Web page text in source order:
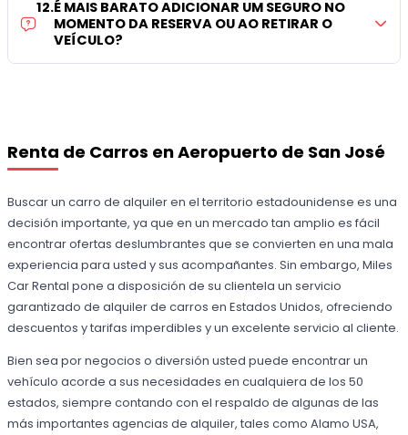
12.É MAIS BARATO ADICIONAR UM SEGURO NO
MOMENTO DA RESERVA OU AO RETIRAR O
VEÍCULO?
Renta de Carros en Aeropuerto de San José
Buscar un carro de alquiler en el territorio estadounidense es una
decisión importante, ya que en un mercado tan amplio es fácil
encontrar ofertas deslumbrantes que se convierten en una mala
experiencia para usted y sus acompañantes. Sin embargo, Miles
Car Rental pone a disposición de su clientela un servicio
garantizado de alquiler de carros en Estados Unidos, ofreciendo
descuentos y tarifas imperdibles y un excelente servicio al cliente.
Bien sea por negocios o diversión usted puede encontrar un
vehículo acorde a sus necesidades en cualquiera de los 50
estados, siempre contando con el respaldo de algunas de las
más importantes agencias de alquiler, tales como Alamo USA,